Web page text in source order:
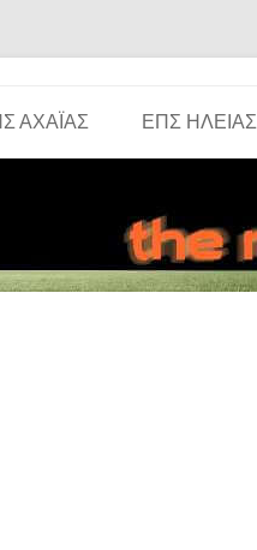
ΑΧΑΪ́ΑΣ ΕΠΣ ΗΛΕΊΑΣ